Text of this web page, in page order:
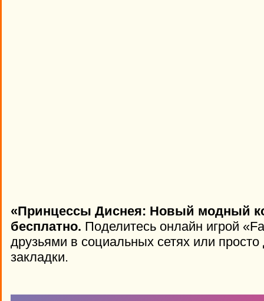
«Принцессы Диснея: Новый модный
бесплатно. Поделитесь онлайн игрой
друзьями в социальных сетях или просто
закладки.